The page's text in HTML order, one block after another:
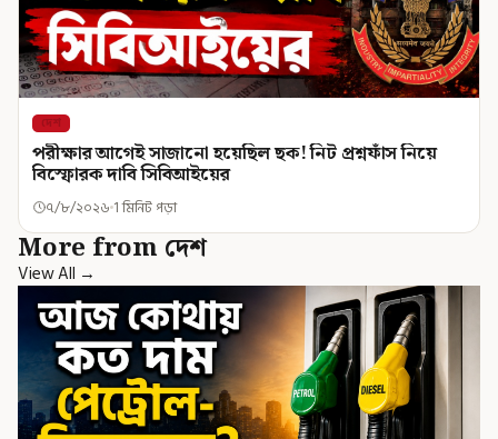
দেশ
পরীক্ষার আগেই সাজানো হয়েছিল ছক! নিট প্রশ্নফাঁস নিয়ে
বিস্ফোরক দাবি সিবিআইয়ের
৭/৮/২০২৬ 1 মিনিট পড়া
More from দেশ
View All →